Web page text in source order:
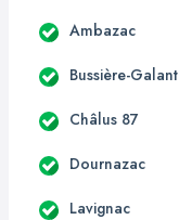
Ambazac
Bussière-Galant
Châlus 87
Dournazac
Lavignac